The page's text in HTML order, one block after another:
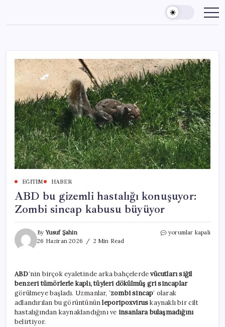
content
EĞITIM HABER
ABD bu gizemli hastalığı konuşuyor:
Zombi sincap kabusu büyüyor
ByYusuf Şahin
26 Haziran 2026
2 Min Read
ABD
Zombi
sincap
kabusu
büyüyor
için
yorumlar kapalı
ABD‘nin birçok eyaletinde arka bahçelerdevücutları siğil
benzeri tümörlerle kaplı, tüyleri dökülmüş gri sincaplar
görülmeye başladı. Uzmanlar, ‘zombi sincap‘ olarak
adlandırılan bu görüntününleporipoxviruskaynaklı bir cilt
hastalığından kaynaklandığını ve insanlara bulaşmadığını
belirtiyor.